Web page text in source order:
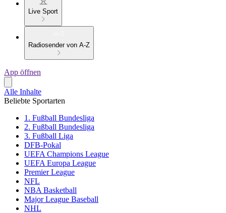
Live Sport
Radiosender von A-Z
App öffnen
Alle Inhalte
Beliebte Sportarten
1. Fußball Bundesliga
2. Fußball Bundesliga
3. Fußball Liga
DFB-Pokal
UEFA Champions League
UEFA Europa League
Premier League
NFL
NBA Basketball
Major League Baseball
NHL